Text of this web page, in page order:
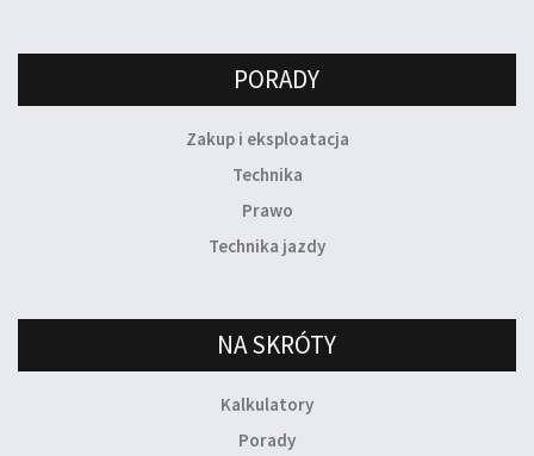
PORADY
Zakup i eksploatacja
Technika
Prawo
Technika jazdy
NA SKRÓTY
Kalkulatory
Porady